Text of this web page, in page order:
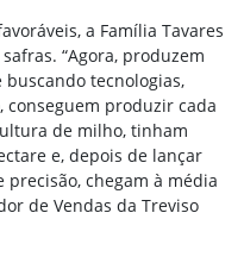
a Família Tavares
“Agora, produzem
buscando tecnologias,
conseguem produzir cada
de milho, tinham
e, depois de lançar
chegam à média
de Vendas da Treviso